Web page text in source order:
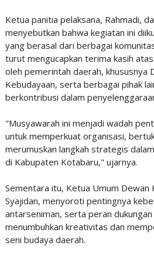
Ketua panitia pelaksana, Rahmadi,
menyebutkan bahwa kegiatan ini
yang berasal dari berbagai
turut mengucapkan terima kasih
oleh pemerintah daerah, khususnya
Kebudayaan, serta berbagai pihak
berkontribusi dalam
"Musyawarah ini menjadi wadah
untuk memperkuat organisasi,
merumuskan langkah strategis
di Kabupaten Kotabaru," ujarnya.
Sementara itu, Ketua Umum Dewan
Syajidan, menyoroti pentingnya
antarseni­man, serta peran
menumbuhkan kreativitas dan
seni budaya daerah.